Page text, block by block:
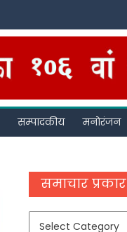
सम्पादकीय मनोरंजन
समाचार प्रकार
समाचार